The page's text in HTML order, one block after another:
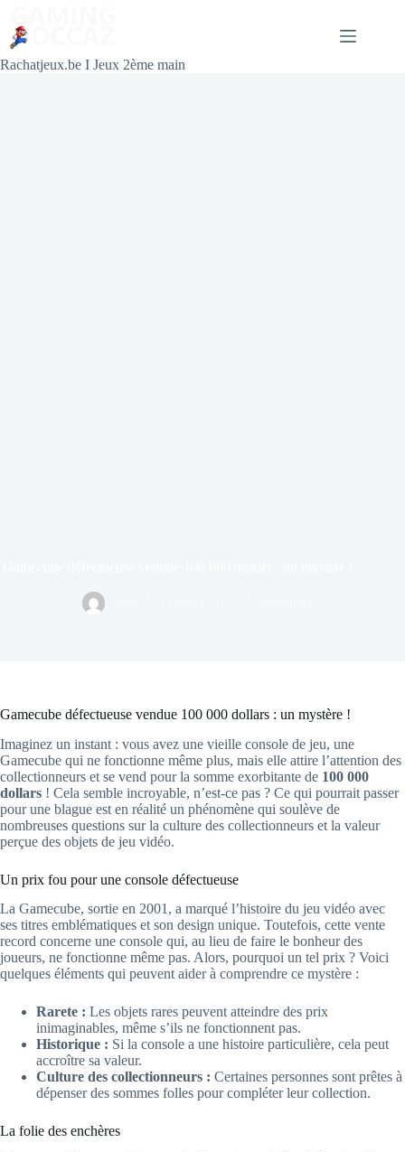
Rachatjeux.be I Jeux 2ème main
Gamecube défectueuse vendue 100 000 dollars : un mystère !
Imaginez un instant : vous avez une vieille console de jeu, une
Gamecube qui ne fonctionne même plus, mais elle attire l’attention des
collectionneurs et se vend pour la somme exorbitante de 100 000
dollars ! Cela semble incroyable, n’est-ce pas ? Ce qui pourrait passer
pour une blague est en réalité un phénomène qui soulève de
nombreuses questions sur la culture des collectionneurs et la valeur
perçue des objets de jeu vidéo.
Un prix fou pour une console défectueuse
La Gamecube, sortie en 2001, a marqué l’histoire du jeu vidéo avec
ses titres emblématiques et son design unique. Toutefois, cette vente
record concerne une console qui, au lieu de faire le bonheur des
joueurs, ne fonctionne même pas. Alors, pourquoi un tel prix ? Voici
quelques éléments qui peuvent aider à comprendre ce mystère :
Rarete : Les objets rares peuvent atteindre des prix
inimaginables, même s’ils ne fonctionnent pas.
Historique : Si la console a une histoire particulière, cela peut
accroître sa valeur.
Culture des collectionneurs : Certaines personnes sont prêtes à
dépenser des sommes folles pour compléter leur collection.
La folie des enchères